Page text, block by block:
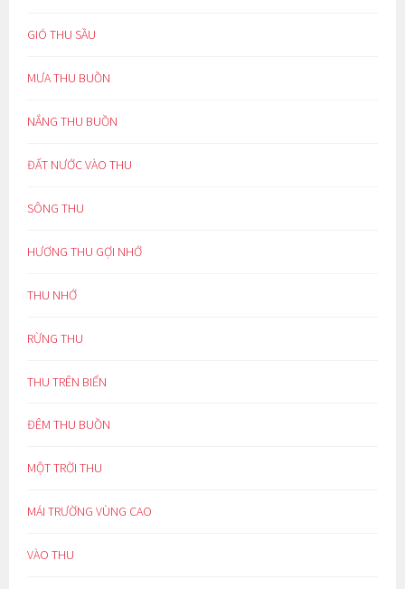
GIÓ THU SẦU
MƯA THU BUỒN
NẮNG THU BUỒN
ĐẤT NƯỚC VÀO THU
SÔNG THU
HƯƠNG THU GỢI NHỚ
THU NHỚ
RỪNG THU
THU TRÊN BIỂN
ĐÊM THU BUỒN
MỘT TRỜI THU
MÁI TRƯỜNG VÙNG CAO
VÀO THU